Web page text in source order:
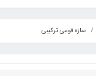
سازه فومی ترکیبی